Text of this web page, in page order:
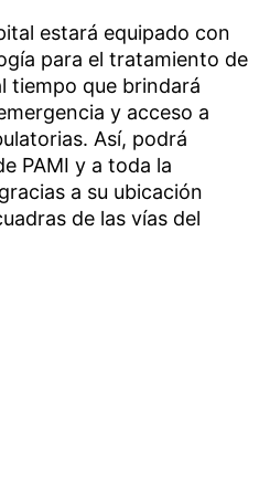
estará equipado con
para el tratamiento de
tiempo que brindará
y acceso a
Así, podrá
PAMI y a toda la
a su ubicación
de las vías del